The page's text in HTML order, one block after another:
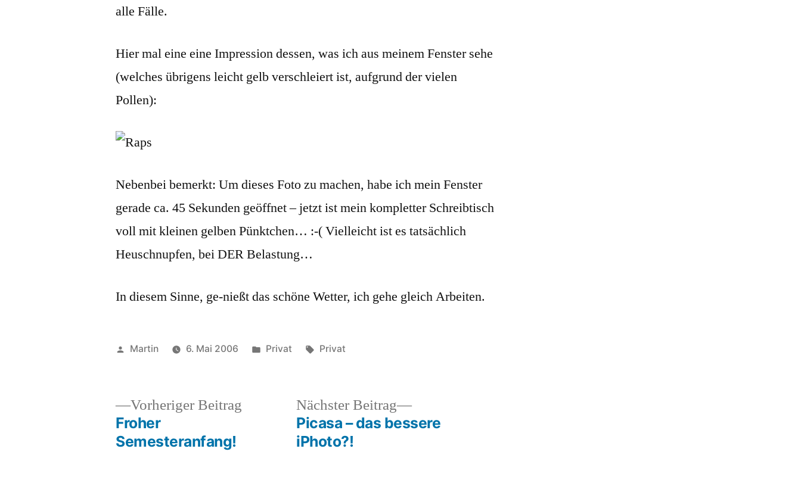
alle Fälle.
Hier mal eine eine Impression dessen, was ich aus meinem Fenster sehe
(welches übrigens leicht gelb verschleiert ist, aufgrund der vielen
Pollen):
Nebenbei bemerkt: Um dieses Foto zu machen, habe ich mein Fenster
gerade ca. 45 Sekunden geöffnet – jetzt ist mein kompletter Schreibtisch
voll mit kleinen gelben Pünktchen… :-( Vielleicht ist es tatsächlich
Heuschnupfen, bei DER Belastung…
In diesem Sinne, ge-nießt das schöne Wetter, ich gehe gleich Arbeiten.
Veröffentlicht
Martin 6. Mai 2006
Veröffentlicht
Privat Schlagwörter:
Privat
Beitragsnavigation
Vorheriger Beitrag Vorheriger
Froher
Semesteranfang!
Nächster Beitrag
Nächster
Beitrag:
Picasa – das bessere
iPhoto?!